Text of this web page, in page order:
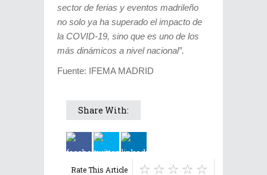
sector de ferias y eventos madrileño
no solo ya ha superado el impacto de
la COVID-19, sino que es uno de los
más dinámicos a nivel nacional”.
Fuente: IFEMA MADRID
Share With:
Rate This Article